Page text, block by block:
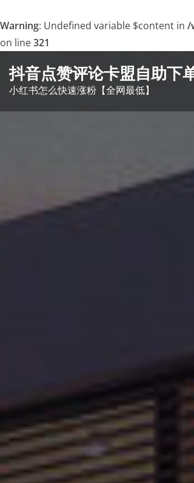
Warning: Undefined variable $content in /
on line321
to
content
抖音点赞评论卡盟自助下
小红书怎么快速涨粉【全网最低】